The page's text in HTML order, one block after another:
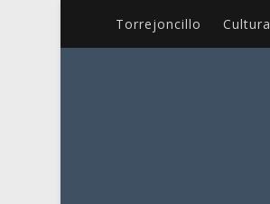
Torrejoncillo Cultura